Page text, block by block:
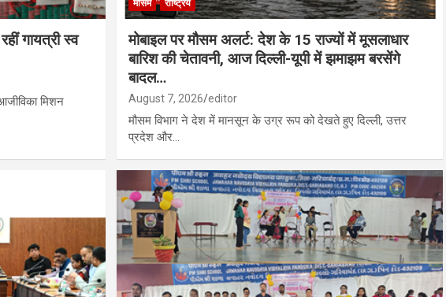
गायत्री स्व
मिशन
मौसम राष्ट्रिय
मोबाइल पर मौसम अलर्ट: देश के 15 राज्यों में मूसलाधार
बारिश की चेतावनी, आज दिल्ली-यूपी में झमाझम बरसेंगे
बादल…
August 7, 2026 editor
मौसम विभाग ने देश में मानसून के उग्र रूप को देखते हुए दिल्ली, उत्तर
प्रदेश और…